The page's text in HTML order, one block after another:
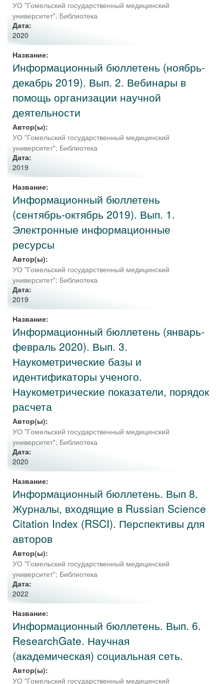
УО "Гомельский государственный медицинский
университет", Библиотека
Дата:
2020
Название:
Информационный бюллетень (ноябрь-
декабрь 2019). Вып. 2. Вебинары в
помощь организации научной
деятельности
Автор(ы):
УО "Гомельский государственный медицинский
университет"; Библиотека
Дата:
2019
Название:
Информационный бюллетень
(сентябрь-октябрь 2019). Вып. 1.
Электронные информационные
ресурсы
Автор(ы):
УО "Гомельский государственный медицинский
университет"; Библиотека
Дата:
2019
Название:
Информационный бюллетень (январь-
февраль 2020). Вып. 3.
Наукометрические базы и
идентификаторы ученого.
Наукометрические показатели, порядок
расчета
Автор(ы):
УО "Гомельский государственный медицинский
университет"; Библиотека
Дата:
2020
Название:
Информационный бюллетень. Вып 8.
Журналы, входящие в Russian Science
Citation Index (RSCI). Перспективы для
авторов
Автор(ы):
УО "Гомельский государственный медицинский
университет"; Библиотека
Дата:
2022
Название:
Информационный бюллетень. Вып. 6.
ResearchGate. Научная
(академическая) социальная сеть.
Автор(ы):
УО "Гомельский государственный медицинский